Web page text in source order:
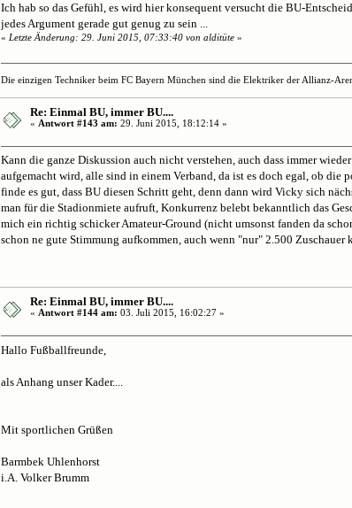
Ich hab so das Gefühl, es wird hier konsequent versucht die BU-
jedes Argument gerade gut genug zu sein ...
«Letzte Änderung: 29. Juni 2015, 07:33:40 von alditüte »
Die einzigen Techniker beim FC Bayern München sind die Elektriker der Allianz-
Re: Einmal BU, immer BU....
« Antwort #143 am: 29. Juni 2015, 18:12:14 »
Kann die ganze Diskussion auch nicht verstehen, auch dass immer
aufgemacht wird, alle sind in einem Verband, da ist es doch egal, ob die
finde es gut, dass BU diesen Schritt geht, denn dann wird Vicky sich
man für die Stadionmiete aufruft, Konkurrenz belebt bekanntlich das
mich ein richtig schicker Amateur-Ground (nicht umsonst fanden da
schon ne gute Stimmung aufkommen, auch wenn "nur" 2.500 Zuschauer
Re: Einmal BU, immer BU....
« Antwort #144 am: 03. Juli 2015, 16:02:27 »
Hallo Fußballfreunde,
als Anhang unser Kader....
Mit sportlichen Grüßen
Barmbek Uhlenhorst
i.A. Volker Brumm